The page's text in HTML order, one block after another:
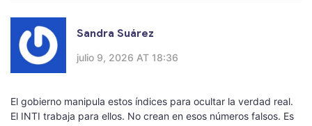
Sandra Suárez
julio 9, 2026 AT 18:36
El gobierno manipula estos índices para ocultar la verdad real.
El INTI trabaja para ellos. No crean en esos números falsos. Es